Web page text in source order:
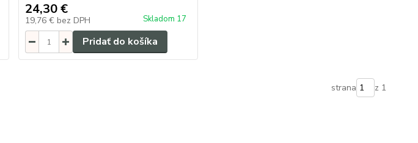
24,30 €
19,76 € bez DPH Skladom 17
Pridať do košíka
strana z 1